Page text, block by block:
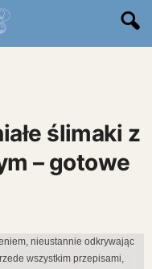
ślimaki z
– gotowe
nieustannie odkrywając
wszystkim przepisami,